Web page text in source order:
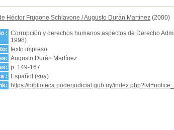
Héctor Frugone Schiavone /Augusto Durán Martínez(2000)
: Corrupción y derechos humanos aspectos de Derecho
1998)
texto impreso
Augusto Durán Martínez
p. 149-167
:
Español (spa)
https://biblioteca.poderjudicial.gub.uy/